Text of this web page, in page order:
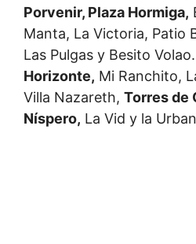
Porvenir, Plaza Hormiga,
Manta, La Victoria, Patio
Las Pulgas y Besito
Horizonte, Mi Ranchito,
Villa Nazareth, Torres de
Níspero, La Vid y la